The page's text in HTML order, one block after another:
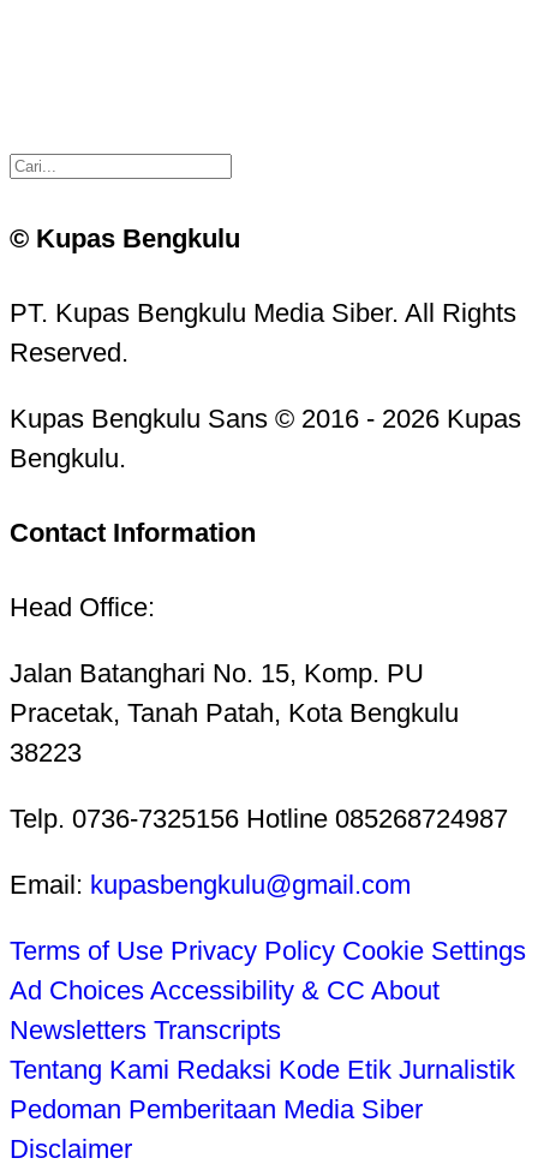
© Kupas Bengkulu
PT. Kupas Bengkulu Media Siber. All Rights
Reserved.
Kupas Bengkulu Sans © 2016 - 2026 Kupas
Bengkulu.
Contact Information
Head Office:
Jalan Batanghari No. 15, Komp. PU
Pracetak, Tanah Patah, Kota Bengkulu
38223
Telp. 0736-7325156 Hotline 085268724987
Email: kupasbengkulu@gmail.com
Terms of Use Privacy Policy Cookie Settings
Ad Choices Accessibility & CC About
Newsletters Transcripts
Tentang Kami Redaksi Kode Etik Jurnalistik
Pedoman Pemberitaan Media Siber
Disclaimer